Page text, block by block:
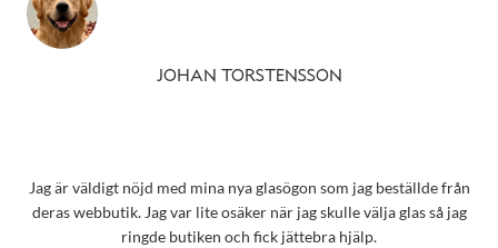
JOHAN TORSTENSSON
Jag är väldigt nöjd med mina nya glasögon som jag beställde från
deras webbutik. Jag var lite osäker när jag skulle välja glas så jag
ringde butiken och fick jättebra hjälp.